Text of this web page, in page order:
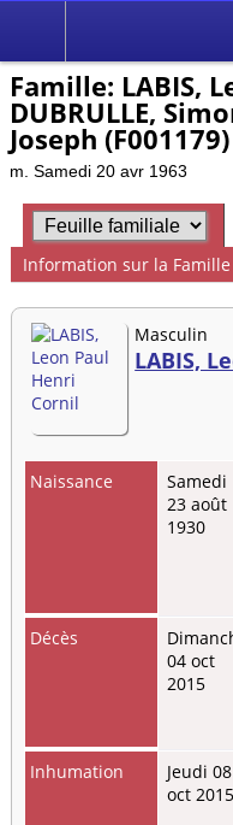
Famille: LABIS,
DUBRULLE,
Joseph (F001179)
m. Samedi 20 avr 1963
Information sur la Famille
Masculin
LABIS,
Naissance
Samedi
23 août
1930
Décès
04 oct
2015
Inhumation
Jeudi 08
oct 2015